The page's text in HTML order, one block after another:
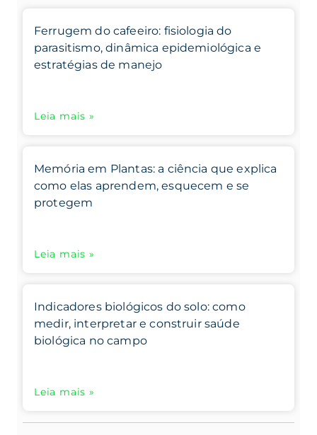
Ferrugem do cafeeiro: fisiologia do
parasitismo, dinâmica epidemiológica e
estratégias de manejo
Leia mais »
Memória em Plantas: a ciência que explica
como elas aprendem, esquecem e se
protegem
Leia mais »
Indicadores biológicos do solo: como
medir, interpretar e construir saúde
biológica no campo
Leia mais »